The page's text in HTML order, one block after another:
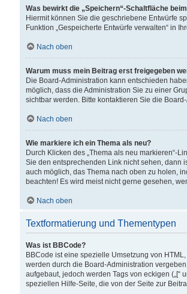
Was bewirkt die „Speichern“-Schaltfläche
Hiermit können Sie die geschriebene Entwürfe
Funktion „Gespeicherte Entwürfe verwalten“ in
Nach oben
Warum muss mein Beitrag erst freigegeben
Die Board-Administration kann entschieden
möglich, dass die Administration Sie zu einer
sichtbar werden. Bitte kontaktieren Sie die
Nach oben
Wie markiere ich ein Thema als neu?
Durch Klicken des „Thema als neu markieren“-
Sie den entsprechenden Link nicht sehen, dann
auch möglich, das Thema nach oben zu holen,
beachten! Es wird meist nicht gerne gesehen,
Nach oben
Textformatierung und Thementypen
Was ist BBCode?
BBCode ist eine spezielle Umsetzung von
werden durch die Board-Administration
aufgebaut, jedoch werden Tags von eckigen („[“
speziellen Hilfe-Seite, die von der Seite zur